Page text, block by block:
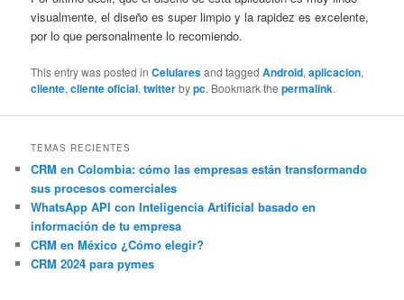
visualmente, el diseño es super limpio y la rapidez es excelente,
por lo que personalmente lo recomiendo.
This entry was posted inCelularesand taggedAndroid,aplicacion,
cliente,cliente oficial,twitterbypc. Bookmark thepermalink.
TEMAS RECIENTES
CRM en Colombia: cómo las empresas están transformando
sus procesos comerciales
WhatsApp API con Inteligencia Artificial basado en
información de tu empresa
CRM en México ¿Cómo elegir?
CRM 2024 para pymes